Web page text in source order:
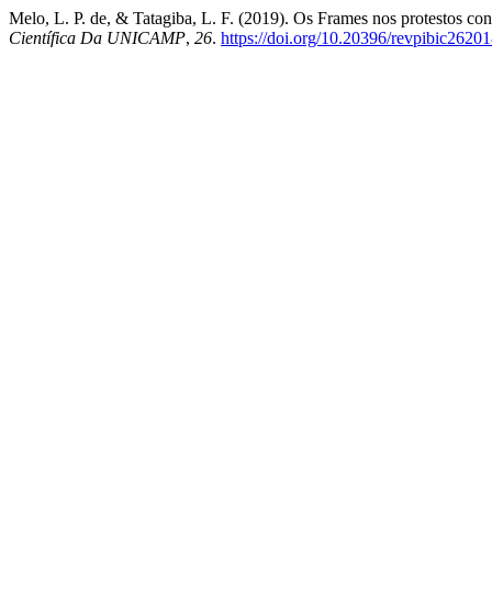
Melo, L. P. de, & Tatagiba, L. F. (2019). Os Frames nos protestos
Científica Da UNICAMP, 26. https://doi.org/10.20396/